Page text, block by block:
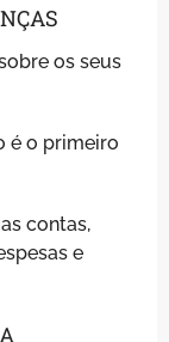
os seus
é o primeiro
contas,
e